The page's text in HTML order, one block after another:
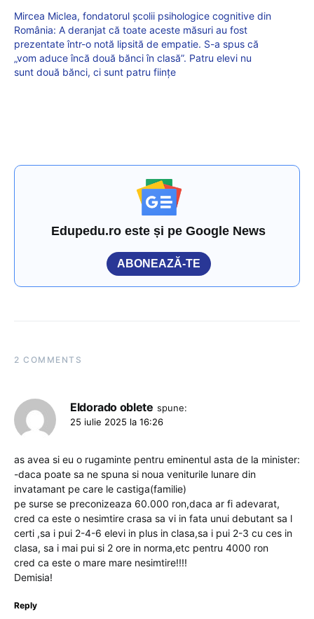
Mircea Miclea, fondatorul școlii psihologice cognitive din
România: A deranjat că toate aceste măsuri au fost
prezentate într-o notă lipsită de empatie. S-a spus că
„vom aduce încă două bănci în clasă”. Patru elevi nu
sunt două bănci, ci sunt patru ființe
Edupedu.ro este și pe Google News
ABONEAZĂ-TE
2 COMMENTS
Eldorado oblete spune:
25 iulie 2025 la 16:26
as avea si eu o rugaminte pentru eminentul asta de la minister:
-daca poate sa ne spuna si noua veniturile lunare din
invatamant pe care le castiga(familie)
pe surse se preconizeaza 60.000 ron,daca ar fi adevarat,
cred ca este o nesimtire crasa sa vi in fata unui debutant sa l
certi ,sa i pui 2-4-6 elevi in plus in clasa,sa i pui 2-3 cu ces in
clasa, sa i mai pui si 2 ore in norma,etc pentru 4000 ron
cred ca este o mare mare nesimtire!!!!
Demisia!
Reply